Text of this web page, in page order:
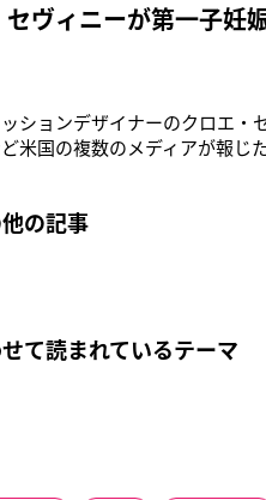
セヴィニーが第一子妊
ションデザイナーのクロエ・
米国の複数のメディアが報じ
スを着ていたセヴェニーのお
、嬉しさが隠しきれない
の記事
て読まれているテーマ